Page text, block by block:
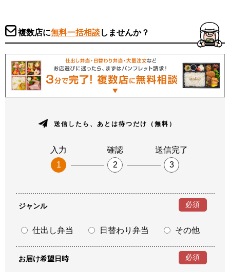
複数店に無料一括相談しませんか？
送信したら、あとは待つだけ（無料）
入力
1
確認
2
送信完了
3
ジャンル 必須
仕出し弁当 日替わり弁当 その他
お届け希望日時 必須